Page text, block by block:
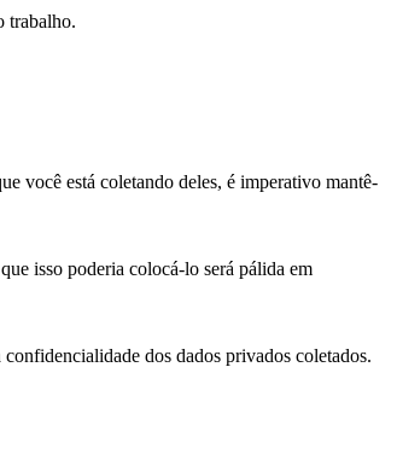
trabalho.
você está coletando deles, é imperativo mantê-
isso poderia colocá-lo será pálida em
dos dados privados coletados.